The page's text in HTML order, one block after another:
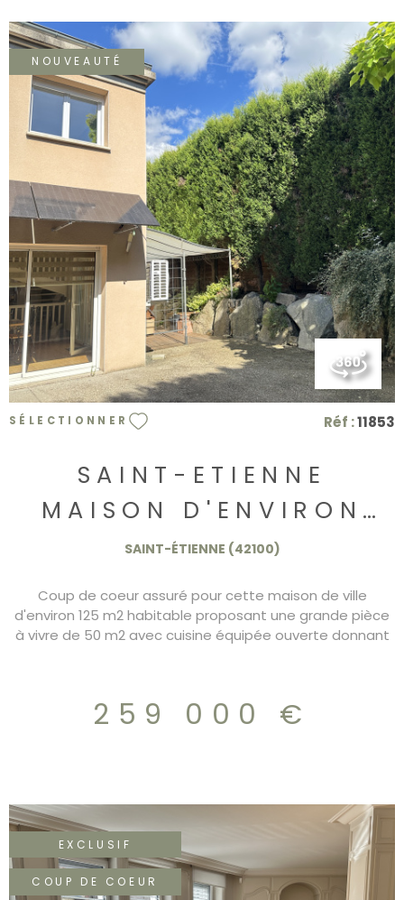
parentale avec salle d'eau/wc dressing et buanderie,
ainsi qu'un garage de 21m2 avec portail motorisé A
l'exterieur vous profiterez d'une terrasse d'environ de
30M2 Les menuiseries sont en aluminium double vitrage
avec volets roulants électriques le chauffage est une
pompe à chaleur. la taxe foncière est de 1856€.
NOUVEAUTÉ
VOIR LE BIEN
SÉLECTIONNER Réf :11853
SAINT-ETIENNE
MAISON D'ENVIRON
125 M2 AVEC GARAGE
SAINT-ÉTIENNE (42100)
Coup de coeur assuré pour cette maison de ville
d'environ 125 m2 habitable proposant une grande pièce
à vivre de 50 m2 avec cuisine équipée ouverte donnant
259 000 €
EXCLUSIF
COUP DE COEUR